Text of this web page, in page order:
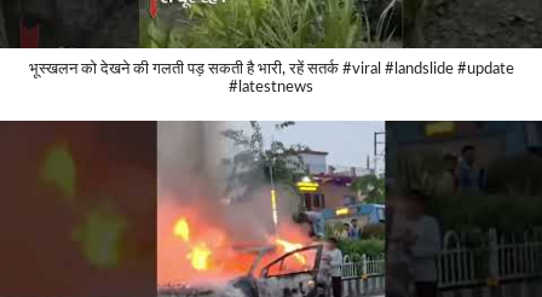
भूस्खलन को देखने की गलती पड़ सकती है भारी, रहें सतर्क #viral #landslide #update
#latestnews